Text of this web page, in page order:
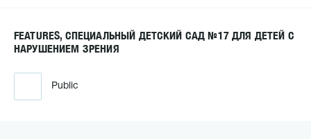
FEATURES, СПЕЦИАЛЬНЫЙ ДЕТСКИЙ САД №17 ДЛЯ ДЕТЕЙ С
НАРУШЕНИЕМ ЗРЕНИЯ
Public